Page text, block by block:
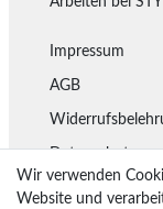
Impressum
AGB
Datenschutz
Lieferung
Wir verwenden
Website und